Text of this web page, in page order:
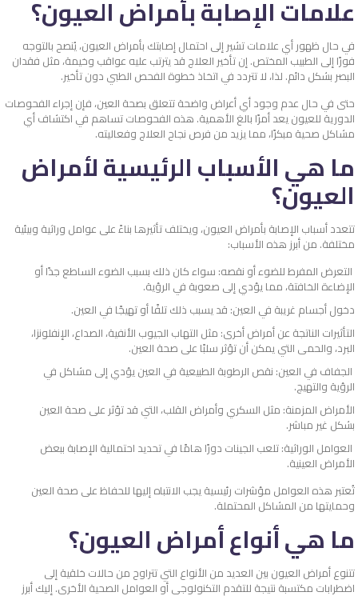
علامات الإصابة بأمراض العيون؟
في حال ظهور أي علامات تشير إلى احتمال إصابتك بأمراض العيون، يُنصح بالتوجه
فورًا إلى الطبيب المختص. إن تأخير العلاج قد يترتب عليه عواقب وخيمة، مثل فقدان
البصر بشكل دائم. لذا، لا تتردد في اتخاذ خطوة الفحص الطبي دون تأخير.
حتى في حال عدم وجود أي أعراض واضحة تتعلق بصحة العين، فإن إجراء الفحوصات
الدورية للعيون يعد أمرًا بالغ الأهمية. هذه الفحوصات تساهم في اكتشاف أي
مشاكل صحية مبكرًا، مما يزيد من فرص نجاح العلاج وفعاليته.
ما هي الأسباب الرئيسية لأمراض
العيون؟
تتعدد أسباب الإصابة بأمراض العيون، ويختلف تأثيرها بناءً على عوامل وراثية وبيئية
مختلفة. من أبرز هذه الأسباب:
التعرض المفرط للضوء أو نقصه: سواء كان ذلك بسبب الضوء الساطع جدًا أو
الإضاءة الخافتة، مما يؤدي إلى صعوبة في الرؤية.
دخول أجسام غريبة في العين: قد يسبب ذلك تلفًا أو تهيجًا في العين.
التأثيرات الناتجة عن أمراض أخرى: مثل التهاب الجيوب الأنفية، الصداع، الإنفلونزا،
البرد، والحمى التي يمكن أن تؤثر سلبًا على صحة العين.
الجفاف في العين: نقص الرطوبة الطبيعية في العين يؤدي إلى مشاكل في
الرؤية والتهيج.
الأمراض المزمنة: مثل السكري وأمراض القلب، التي قد تؤثر على صحة العين
بشكل غير مباشر.
العوامل الوراثية: تلعب الجينات دورًا هامًا في تحديد احتمالية الإصابة ببعض
الأمراض العينية.
تُعتبر هذه العوامل مؤشرات رئيسية يجب الانتباه إليها للحفاظ على صحة العين
وحمايتها من المشاكل المحتملة.
ما هي أنواع أمراض العيون؟
تتنوع أمراض العيون بين العديد من الأنواع التي تتراوح من حالات خلقية إلى
اضطرابات مكتسبة نتيجة للتقدم التكنولوجي أو العوامل الصحية الأخرى. إليك أبرز